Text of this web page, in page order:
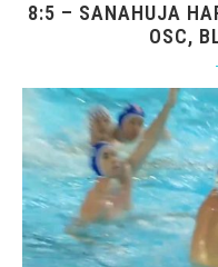
8:5 – SANAHUJA
OSC,